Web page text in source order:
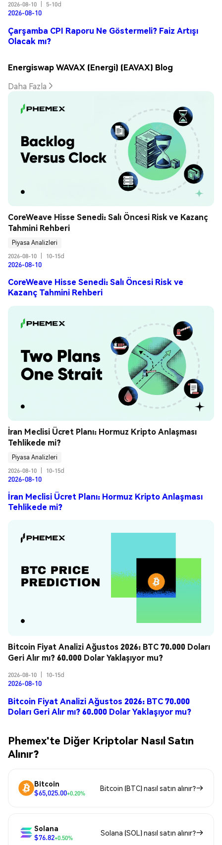
2026-08-10
5-10d
2026-08-10
Çarşamba CPI Raporu Ne Göstermeli? Faiz Artışı
Olacak mı?
Energiswap WAVAX (Energi) (EAVAX) Blog
Daha Fazla
CoreWeave Hisse Senedi: Salı Öncesi Risk ve Kazanç
Tahmini Rehberi
Piyasa Analizleri
2026-08-10
10-15d
2026-08-10
CoreWeave Hisse Senedi: Salı Öncesi Risk ve
Kazanç Tahmini Rehberi
İran Meclisi Ücret Planı: Hormuz Kripto Anlaşması
Tehlikede mi?
Piyasa Analizleri
2026-08-10
10-15d
2026-08-10
İran Meclisi Ücret Planı: Hormuz Kripto Anlaşması
Tehlikede mi?
Bitcoin Fiyat Analizi Ağustos 2026: BTC 70.000 Doları
Geri Alır mı? 60.000 Dolar Yaklaşıyor mu?
2026-08-10 10-15d
2026-08-10
Bitcoin Fiyat Analizi Ağustos 2026: BTC 70.000
Doları Geri Alır mı? 60.000 Dolar Yaklaşıyor mu?
Phemex'te Diğer Kriptolar Nasıl Satın
Alınır?
Bitcoin
$65,025.00+0.20%
Bitcoin (BTC) nasıl satın alınır?
Solana
$76.82+0.50%
Solana (SOL) nasıl satın alınır?